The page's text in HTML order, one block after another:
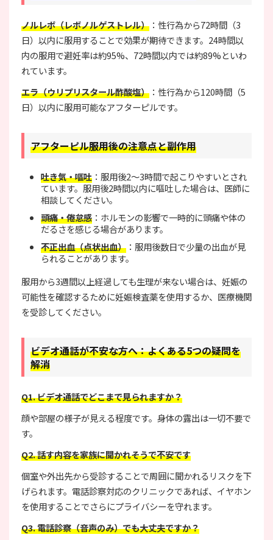
ノルレボ（レボノルゲストレル） ：性行為から72時間（3
日）以内に服用することで効果が期待できます。24時間以
内の服用で避妊率は約95%、72時間以内では約89%といわ
れています。
エラ（ウリプリスタール酢酸塩） ：性行為から120時間（5
日）以内に服用可能なアフターピルです。
アフターピル服用後の注意点と副作用
吐き気・嘔吐 ：服用後2〜3時間で起こりやすいとされ
ています。服用後2時間以内に嘔吐した場合は、医師に
相談してください。
頭痛・倦怠感 ：ホルモンの影響で一時的に頭痛や体の
だるさを感じる場合があります。
不正出血（点状出血） ：服用後数日で少量の出血が見
られることがあります。
服用から3週間以上経過しても生理が来ない場合は、妊娠の
可能性を確認するために妊娠検査薬を使用するか、医療機関
を受診してください。
ビデオ通話が不安な方へ：よくある5つの疑問を
解消
Q1. ビデオ通話でどこまで見られますか？
顔や部屋の様子が見える程度です。身体の露出は一切不要で
す。
Q2. 話す内容を家族に聞かれそうで不安です
個室や外出先から受診することで周囲に聞かれるリスクを下
げられます。電話診察対応のクリニックであれば、イヤホン
を使用することでさらにプライバシーを守れます。
Q3. 電話診察（音声のみ）でも大丈夫ですか？